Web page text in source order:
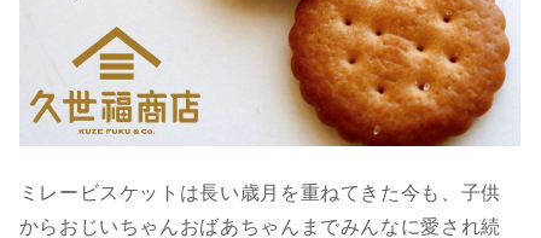
ミレービスケットは長い歳月を重ねてきた今も、子供
からおじいちゃんおばあちゃんまでみんなに愛され続